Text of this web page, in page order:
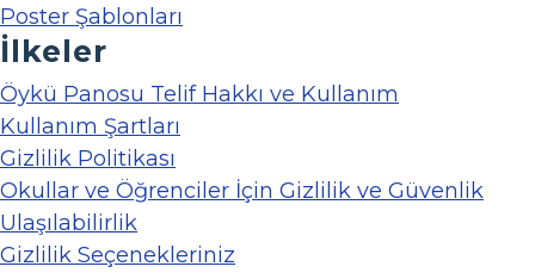
Poster Şablonları
İlkeler
Öykü Panosu Telif Hakkı ve Kullanım
Kullanım Şartları
Gizlilik Politikası
Okullar ve Öğrenciler İçin Gizlilik ve Güvenlik
Ulaşılabilirlik
Gizlilik Seçenekleriniz